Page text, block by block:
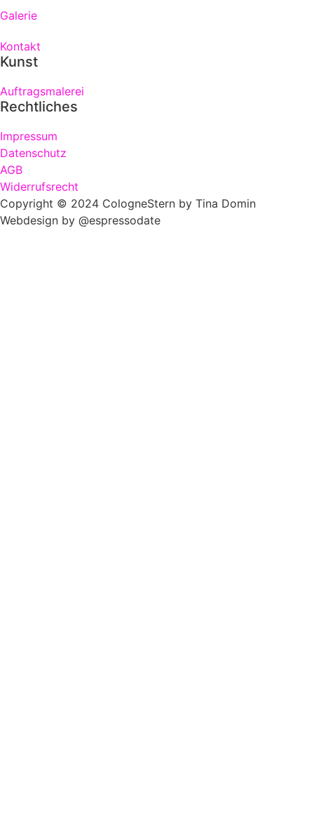
Galerie
Kontakt
Kunst
Auftragsmalerei
Rechtliches
Impressum
Datenschutz
AGB
Widerrufsrecht
Copyright © 2024 CologneStern by Tina Domin
Webdesign by @espressodate